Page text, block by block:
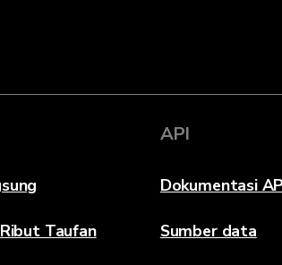
Taufan
API
Dokumentasi
Sumber data